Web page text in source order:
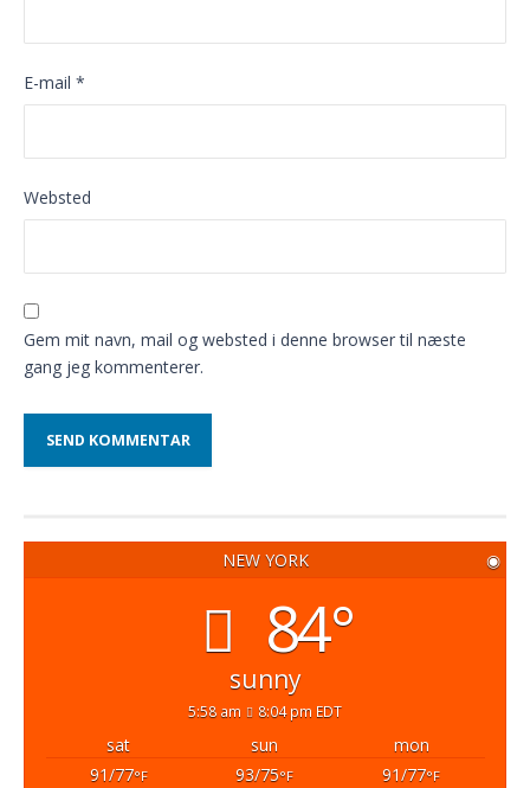
E-mail *
Websted
Gem mit navn, mail og websted i denne browser til næste
gang jeg kommenterer.
NEW YORK ◉
84°
sunny
5:58 am 8:04 pm EDT
sat sun
mon
91/77°F 93/75°F 91/77°F